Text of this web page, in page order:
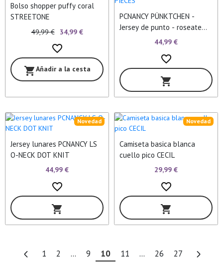
Bolso shopper puffy coral
STREETONE
49,99 € 34,99 €
favorite_border
shopping_cartAñadir a la cesta
PCNANCY PÜNKTCHEN -
Jersey de punto - roseate
spoonbill PIECES
44,99 €
favorite_border
shopping_cart
Jersey lunares PCNANCY LS
O-NECK DOT KNIT
Novedad
44,99 €
favorite_border
shopping_cart
Camiseta basica blanca
cuello pico CECIL
Novedad
29,99 €
favorite_border
shopping_cart
1 2 ... 9 10 11 ... 26 27